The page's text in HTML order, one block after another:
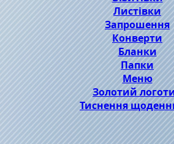
Листівки
Запрошення
Конверти
Бланки
Папки
Меню
Золотий
Тиснення